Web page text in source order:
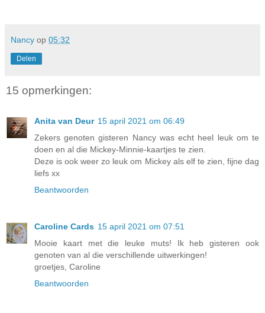
Nancy op 05:32
Delen
15 opmerkingen:
Anita van Deur 15 april 2021 om 06:49
Zekers genoten gisteren Nancy was echt heel leuk om te
doen en al die Mickey-Minnie-kaartjes te zien.
Deze is ook weer zo leuk om Mickey als elf te zien, fijne dag
liefs xx
Beantwoorden
Caroline Cards 15 april 2021 om 07:51
Mooie kaart met die leuke muts! Ik heb gisteren ook
genoten van al die verschillende uitwerkingen!
groetjes, Caroline
Beantwoorden